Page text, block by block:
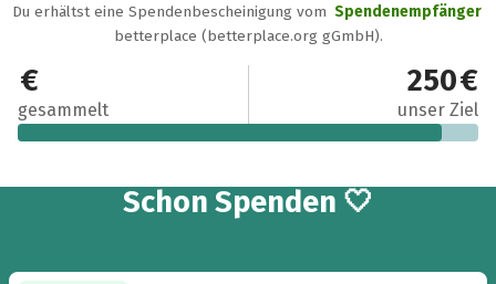
Du erhältst eine Spendenbescheinigung vom Spendenempfänger
betterplace (betterplace.org gGmbH).
230 €
gesammelt
250 €
unser Ziel
Schon 17
Spenden 🤍